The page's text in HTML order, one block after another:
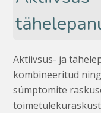
Aktiivsus- ja
kombineeritud
sümptomite